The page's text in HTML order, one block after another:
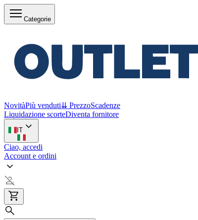
Categorie
NovitàPiù venduti⇊ PrezzoScadenze
Liquidazione scorteDiventa fornitore
IT
Ciao, accedi
Account e ordini